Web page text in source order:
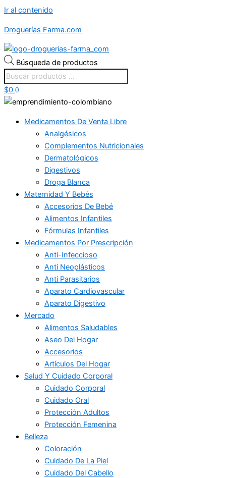
Ir al contenido
Droguerías Farma.com
Búsqueda de productos
$0 0
Medicamentos De Venta Libre
Analgésicos
Complementos Nutricionales
Dermatológicos
Digestivos
Droga Blanca
Maternidad Y Bebés
Accesorios De Bebé
Alimentos Infantiles
Fórmulas Infantiles
Medicamentos Por Prescripción
Anti-Infeccioso
Anti Neoplásticos
Anti Parasitarios
Aparato Cardiovascular
Aparato Digestivo
Mercado
Alimentos Saludables
Aseo Del Hogar
Accesorios
Artículos Del Hogar
Salud Y Cuidado Corporal
Cuidado Corporal
Cuidado Oral
Protección Adultos
Protección Femenina
Belleza
Coloración
Cuidado De La Piel
Cuidado Del Cabello